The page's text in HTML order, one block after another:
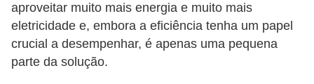
aproveitar muito mais energia e muito mais
eletricidade e, embora a eficiência tenha um papel
crucial a desempenhar, é apenas uma pequena
parte da solução.